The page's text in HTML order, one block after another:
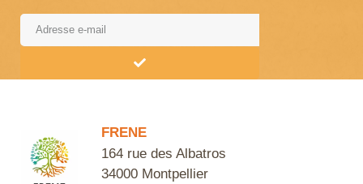
FRENE
164 rue des Albatros
34000 Montpellier